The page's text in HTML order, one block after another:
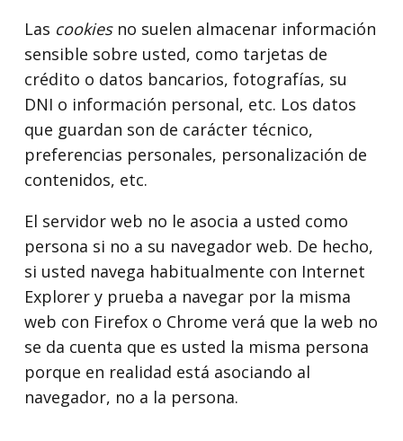
Las cookiesno suelen almacenar información
sensible sobre usted, como tarjetas de
crédito o datos bancarios, fotografías, su
DNI o información personal, etc. Los datos
que guardan son de carácter técnico,
preferencias personales, personalización de
contenidos, etc.
El servidor web no le asocia a usted como
persona si no a su navegador web. De hecho,
si usted navega habitualmente con Internet
Explorer y prueba a navegar por la misma
web con Firefox o Chrome verá que la web no
se da cuenta que es usted la misma persona
porque en realidad está asociando al
navegador, no a la persona.